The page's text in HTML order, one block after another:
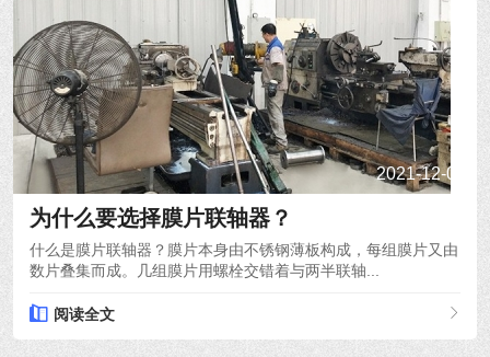
2021-12-03
为什么要选择膜片联轴器？
什么是膜片联轴器？膜片本身由不锈钢薄板构成，每组膜片又由
数片叠集而成。几组膜片用螺栓交错着与两半联轴...
阅读全文